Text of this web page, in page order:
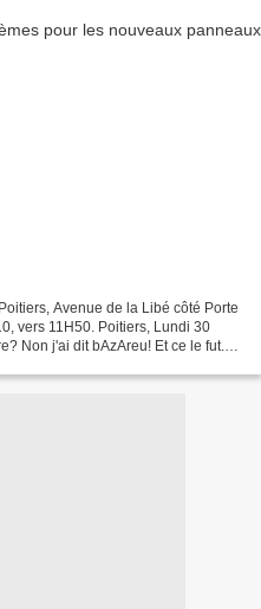
Avenue de la Libé côté Porte
vers 11H50. Poitiers, Lundi 30
Non j'ai dit bAzAreu! Et ce le fut.